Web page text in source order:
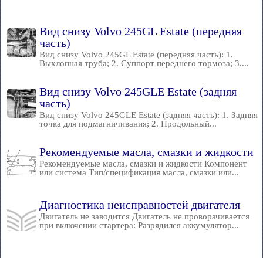
Вид снизу Volvo 245GL Estate (передняя
часть)
Вид снизу Volvo 245GL Estate (передняя часть): 1.
Выхлопная труба; 2. Суппорт переднего тормоза; 3....
Вид снизу Volvo 245GLE Estate (задняя
часть)
Вид снизу Volvo 245GLE Estate (задняя часть): 1. Задняя
точка для подмагничивания; 2. Продольный...
Рекомендуемые масла, смазки и жидкости
Рекомендуемые масла, смазки и жидкости Компонент
или система Тип/спецификация масла, смазки или...
Диагностика неисправностей двигателя
Двигатель не заводится Двигатель не проворачивается
при включении стартера: Разрядился аккумулятор...